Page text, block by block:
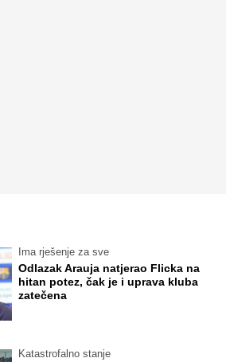
Ima rješenje za sve
Odlazak Arauja natjerao Flicka na
hitan potez, čak je i uprava kluba
zatečena
Katastrofalno stanje